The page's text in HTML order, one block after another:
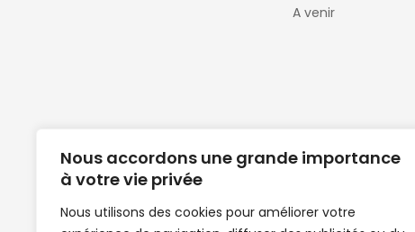
Nous accordons une grande importance
à votre vie privée
Nous utilisons des cookies pour améliorer votre
A venir